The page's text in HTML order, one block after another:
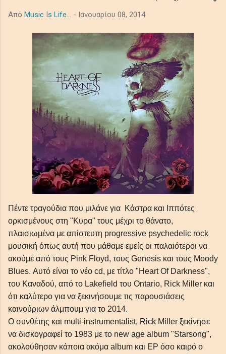
τρόμου, μεταμορφώνοντας προσωπικές και καθολικές σκιές
σε μια όμορφα έρημη τελετουργία που παραμένει σαν την
τελευταία, ξεθωριασμένη λάμψη του λυκόφωτος. Ο ήχος από
τα βαθιά synths το πιάνο και τα έγχορδα δημιουργούν μία
ατμόσφαιρα μελαγχολική, απομονωμένη και μεγαλοπρεπή με
θέμα την μοναξιά και τη φθορά στο αχανές διάστημα. In the
Από Music Is Life... - Ιανουαρίου 08, 2014
Πέντε τραγούδια που μιλάνε για Κάστρα και Ιππότες
ορκισμένους στη "Κυρα" τους μέχρι το θάνατο,
πλαισιωμένα με απίστευτη progressive psychedelic rock
μουσική όπως αυτή που μάθαμε εμείς οι παλαιότεροι να
ακούμε από τους Pink Floyd, τους Genesis και τους Moody
Blues. Αυτό είναι το νέο cd, με τίτλο "Heart Of Darkness",
του Καναδού, από το Lakefield του Ontario, Rick Miller και
ότι καλύτερο για να ξεκινήσουμε τις παρουσιάσεις
καινούριων άλμπουμ για το 2014.
Ο συνθέτης και multi-instrumentalist, Rick Miller ξεκίνησε
να δισκογραφεί το 1983 με το new age album "Starsong",
ακολούθησαν κάποια ακόμα album και EP όσο καιρό ο